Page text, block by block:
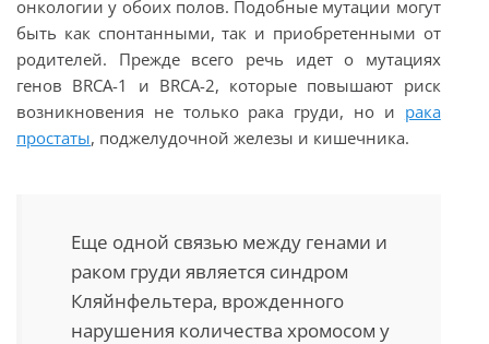
онкологии у обоих полов. Подобные мутации могут
быть как спонтанными, так и приобретенными от
родителей. Прежде всего речь идет о мутациях
генов BRCA-1 и BRCA-2, которые повышают риск
возникновения не только рака груди, но и рака
простаты, поджелудочной железы и кишечника.
Еще одной связью между генами и
раком груди является синдром
Кляйнфельтера, врожденного
нарушения количества хромосом у